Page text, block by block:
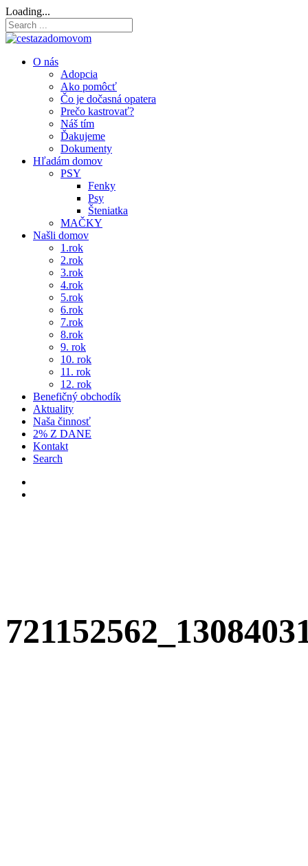
Loading...
O nás
Adopcia
Ako pomôcť
Čo je dočasná opatera
Prečo kastrovať?
Náš tím
Ďakujeme
Dokumenty
Hľadám domov
PSY
Fenky
Psy
Šteniatka
MAČKY
Našli domov
1.rok
2.rok
3.rok
4.rok
5.rok
6.rok
7.rok
8.rok
9. rok
10. rok
11. rok
12. rok
Benefičný obchodík
Aktuality
Naša činnosť
2% Z DANE
Kontakt
Search